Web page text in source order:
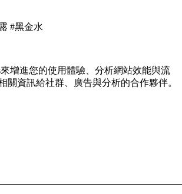
#黑金水
增進您的使用體驗、分析網站效能與流
關資訊給社群、廣告與分析的合作夥伴。